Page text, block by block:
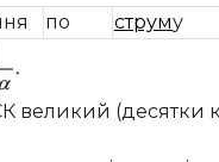
по струму
великий (десятки